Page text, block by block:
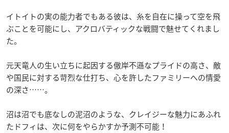
イトイトの実の能力者でもある彼は、糸を自在に操って空を飛
ぶことを可能にし、アクロバティックな戦闘で魅せてくれまし
た。
元天竜人の生い立ちに起因する傲岸不遜なプライドの高さ、敵
や国民に対する苛烈な仕打ち、心を許したファミリーへの情愛
の深さ……。
沼は沼でも底なしの泥沼のような、クレイジーな魅力にあふれ
たドフィは、次に何をやらかすか予測不可能！